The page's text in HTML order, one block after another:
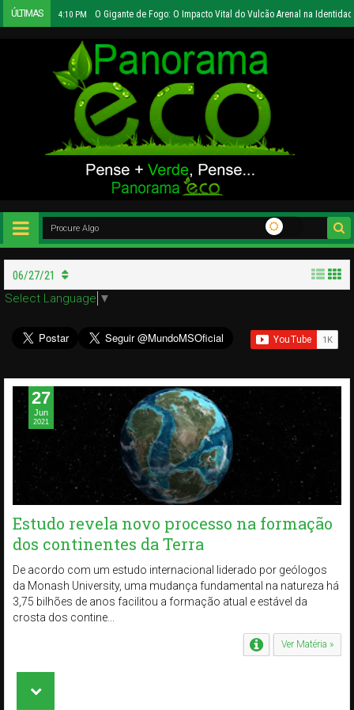
ÚLTIMAS 4:10 PM O Gigante de Fogo: O Impacto Vital do Vulcão Arenal na
06/27/21
Select Language ▼
Estudo revela novo processo na formação
dos continentes da Terra
De acordo com um estudo internacional liderado por geólogos
da Monash University, uma mudança fundamental na natureza há
3,75 bilhões de anos facilitou a formação atual e estável da
crosta dos contine...
Ver Matéria »
27
Jun
2021